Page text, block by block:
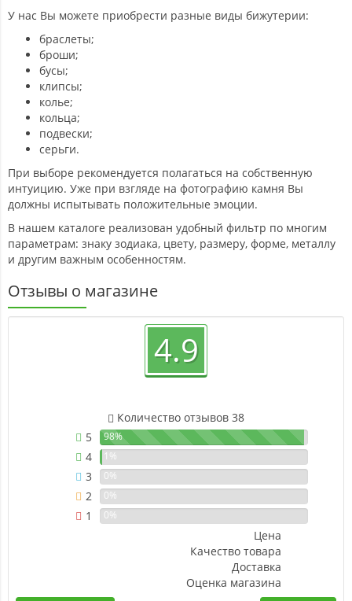
У нас Вы можете приобрести разные виды бижутерии:
браслеты;
броши;
бусы;
клипсы;
колье;
кольца;
подвески;
серьги.
При выборе рекомендуется полагаться на собственную
интуицию. Уже при взгляде на фотографию камня Вы
должны испытывать положительные эмоции.
В нашем каталоге реализован удобный фильтр по многим
параметрам: знаку зодиака, цвету, размеру, форме, металлу
и другим важным особенностям.
Отзывы о магазине
4.9
Количество отзывов 38
5
98%
4 1%
3 0%
2 0%
1 0%
Цена
Качество товара
Доставка
Оценка магазина